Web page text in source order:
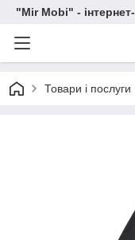
"Mir Mobi" -
Товари і послуги